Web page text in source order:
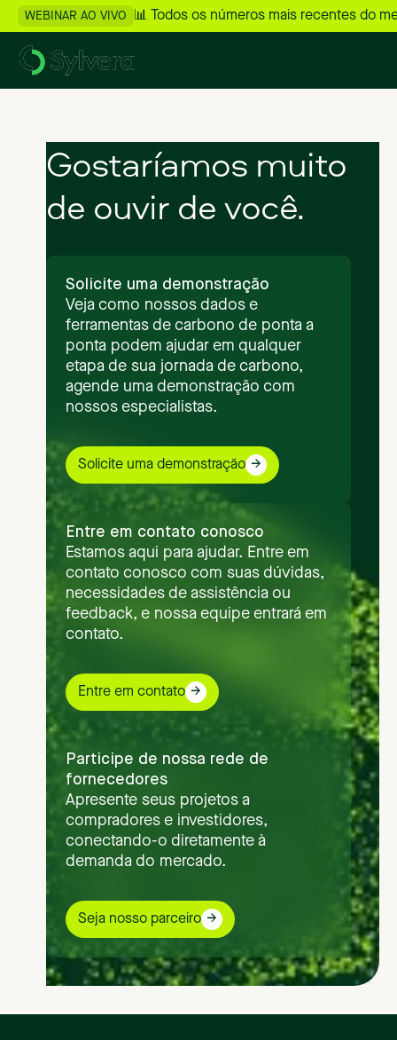
WEBINAR AO VIVO 📊 Todos os números mais recentes do
Gostaríamos muito
de ouvir devocê.
Solicite uma demonstração
Veja como nossos dados e
ferramentas de carbono de ponta a
ponta podem ajudar em qualquer
etapa de sua jornada de carbono,
agende uma demonstração com
nossos especialistas.
Solicite uma demonstração
Entre em contato conosco
Estamos aqui para ajudar. Entre em
contato conosco com suas dúvidas,
necessidades de assistência ou
feedback, e nossa equipe entrará em
contato.
Entre em contato
Participe de nossa rede de
fornecedores
Apresente seus projetos a
compradores e investidores,
conectando-o diretamente à
demanda do mercado.
Seja nosso parceiro